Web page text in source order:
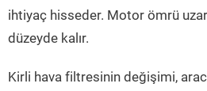
ihtiyaç hisseder. Motor ömrü
düzeyde kalır.
Kirli hava filtresinin değişimi,